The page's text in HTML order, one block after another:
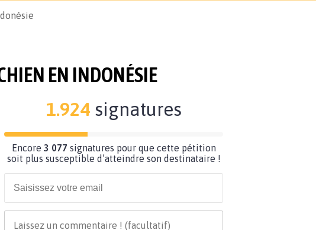
EN INDONÉSIE
1.924signatures
Encore 3 077signatures pour que cette pétition
soit plus susceptible d’atteindre son destinataire !